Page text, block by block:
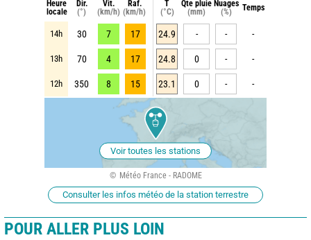
Heure
locale
Dir.
(°)
Vit.
(km/h)
Raf.
(km/h)
T
(°C)
Qte pluie
(mm)
Nuages
(%)
Temps
14h 30 7 17 24.9 - - -
13h 70 4 17 24.8 0 - -
12h 350 8 15 23.1 0 - -
Voir toutes les stations
Météo France - RADOME
Consulter les infos météo de la station terrestre
POUR ALLER PLUS LOIN